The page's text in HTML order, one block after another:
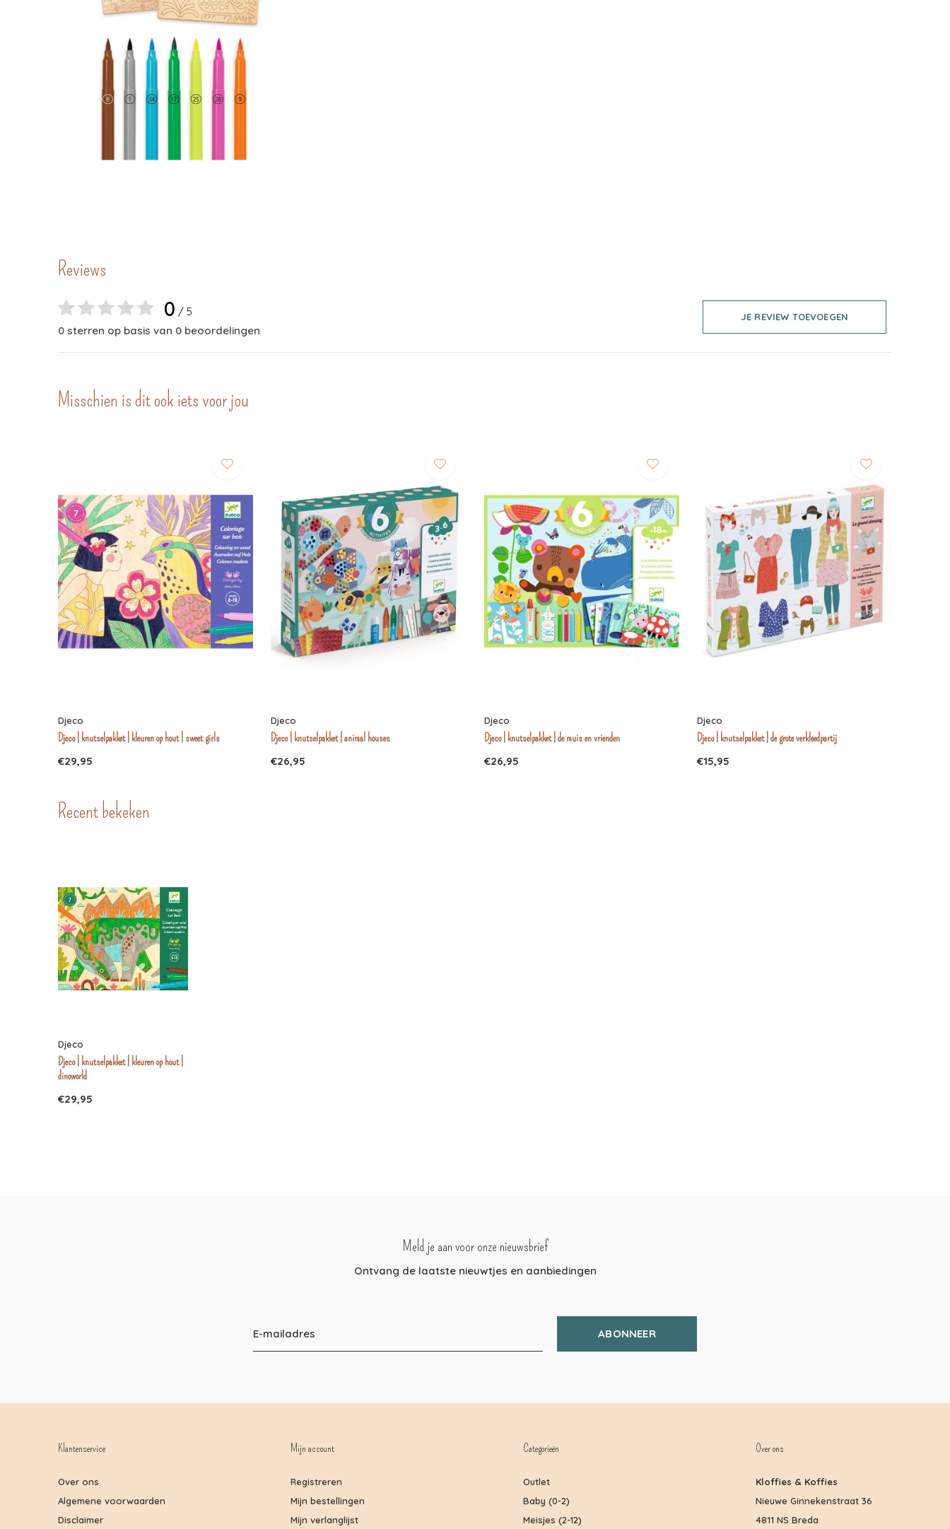
Reviews
0 / 5
0 sterren op basis van 0 beoordelingen
JE REVIEW TOEVOEGEN
Misschien is dit ook iets voor jou
Djeco
Djeco | knutselpakket | kleuren op hout | sweet girls
€29,95
Djeco
Djeco | knutselpakket | animal houses
€26,95
Djeco
Djeco | knutselpakket | de muis en vrienden
€26,95
Djeco
Djeco | knutselpakket | de grote verkleedpartij
€15,95
Recent bekeken
Djeco
Djeco | knutselpakket | kleuren op hout |
dinoworld
€29,95
Meld je aan voor onze nieuwsbrief
Ontvang de laatste nieuwtjes en aanbiedingen
ABONNEER
Klantenservice
Over ons
Algemene voorwaarden
Disclaimer
Mijn account
Registreren
Mijn bestellingen
Mijn verlanglijst
Categorieën
Outlet
Baby (0-2)
Meisjes (2-12)
Over ons
Kloffies & Koffies
Nieuwe Ginnekenstraat 36
4811 NS Breda